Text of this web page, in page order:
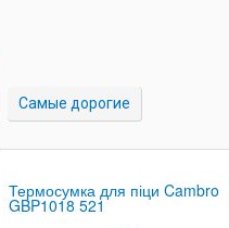
Самые дорогие
Термосумка для піци Cambro
GBP1018 521